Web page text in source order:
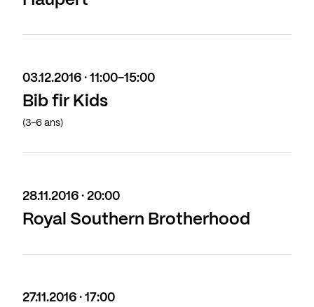
03.12.2016 · 11:00-15:00
Bib fir Kids
(3-6 ans)
28.11.2016 · 20:00
Royal Southern Brotherhood
27.11.2016 · 17:00